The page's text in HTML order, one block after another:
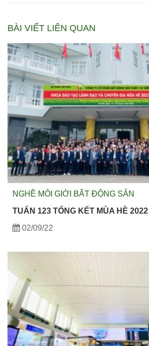
BÀI VIẾT LIÊN QUAN
NGHỀ MÔI GIỚI BẤT ĐỘNG SẢN
TUẤN 123 TỔNG KẾT MÙA HÈ 2022
02/09/22